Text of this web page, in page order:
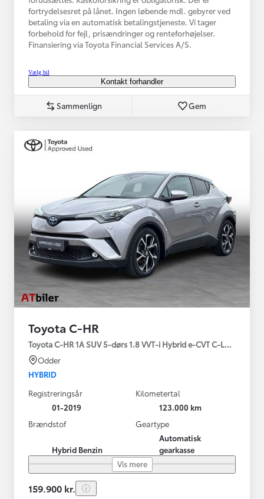
fortrydelsesret på lånet. Ingen løbende mdl. gebyrer ved
betaling via en automatisk betalingstjeneste. Vi tager
forbehold for fejl, prisændringer og renteforhøjelser.
Finansiering via Toyota Financial Services A/S.
Vælg bil
Kontakt forhandler
Sammenlign Gem
Toyota C-HR
Toyota C-HR 1A SUV 5-dørs 1.8 VVT-i Hybrid e-CVT C-LUB -
Odder
HYBRID
Registreringsår
01-2019
Kilometertal
123.000 km
Brændstof
Hybrid Benzin
Geartype
Automatisk
gearkasse
Vis mere
159.900 kr.